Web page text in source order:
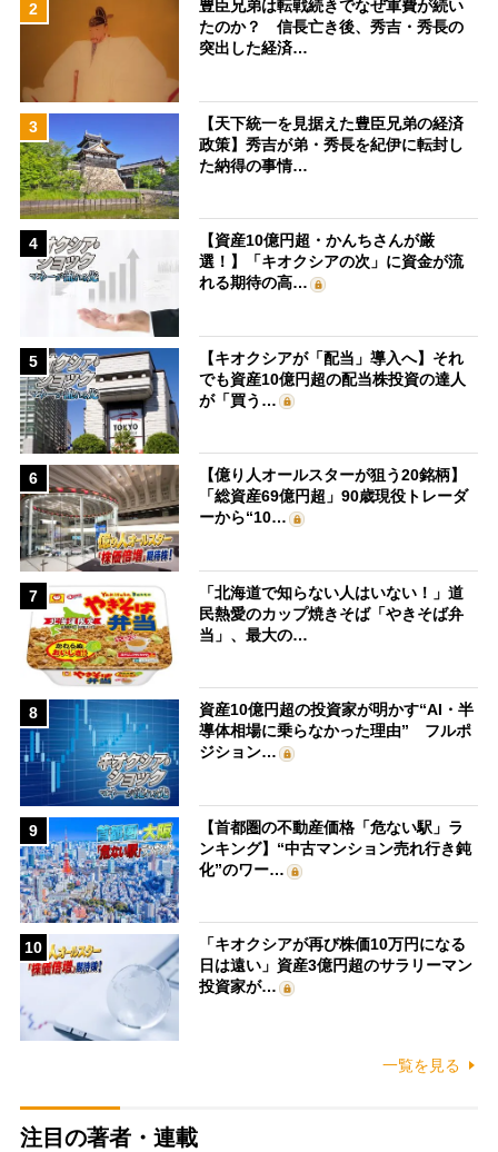
2
豊臣兄弟は転戦続きでなぜ軍費が続い
たのか？ 信長亡き後、秀吉・秀長の
突出した経済…
3
【天下統一を見据えた豊臣兄弟の経済
政策】秀吉が弟・秀長を紀伊に転封し
た納得の事情…
4
【資産10億円超・かんちさんが厳
選！】「キオクシアの次」に資金が流
れる期待の高…
5
【キオクシアが「配当」導入へ】それ
でも資産10億円超の配当株投資の達人
が「買う…
6
【億り人オールスターが狙う20銘柄】
「総資産69億円超」90歳現役トレーダ
ーから“10…
7
「北海道で知らない人はいない！」道
民熱愛のカップ焼きそば「やきそば弁
当」、最大の…
8
資産10億円超の投資家が明かす“AI・半
導体相場に乗らなかった理由” フルポ
ジション…
9
【首都圏の不動産価格「危ない駅」ラ
ンキング】“中古マンション売れ行き鈍
化”のワー…
10
「キオクシアが再び株価10万円になる
日は遠い」資産3億円超のサラリーマン
投資家が…
一覧を見る
注目の著者・連載